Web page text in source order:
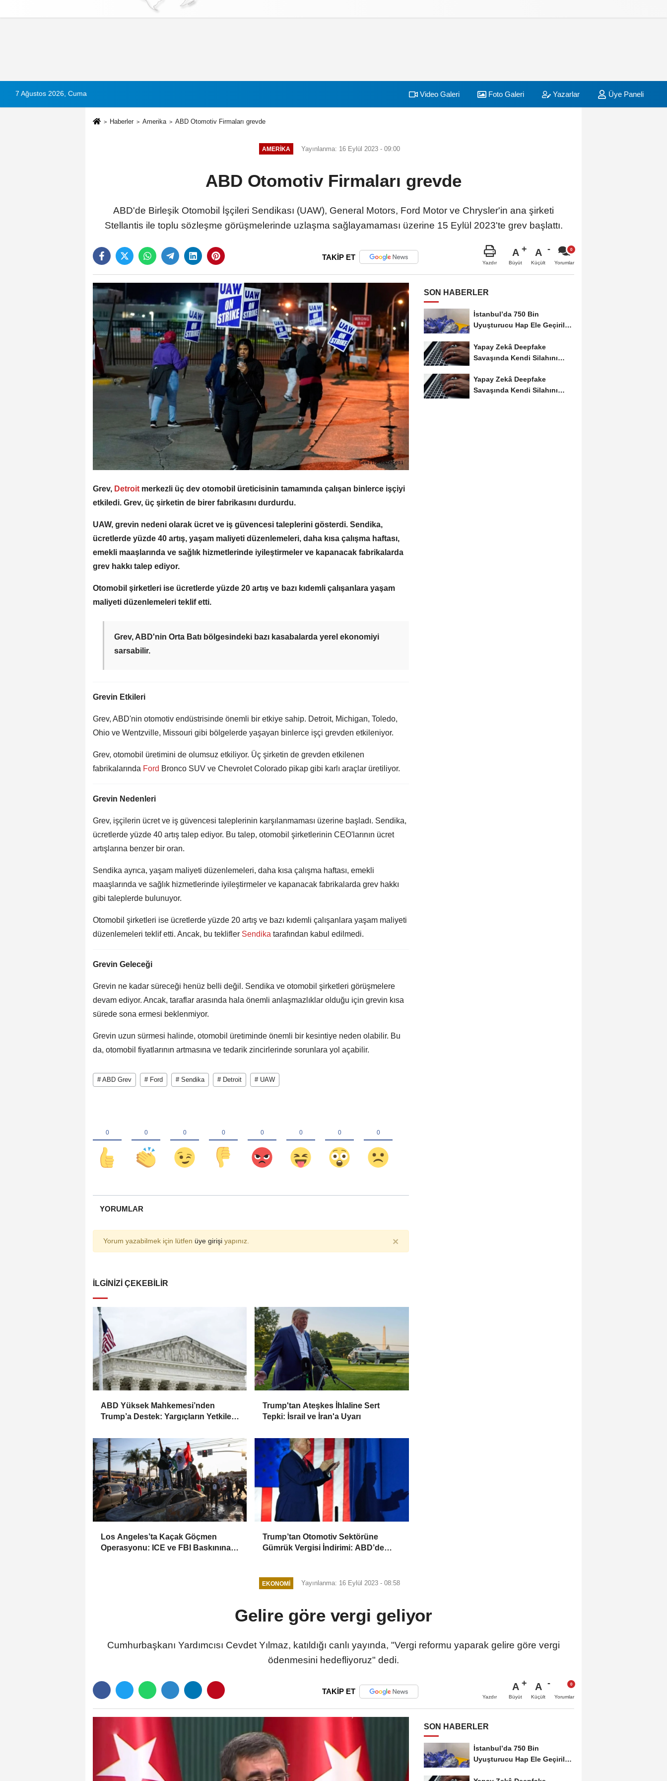
Çerez Politikası
7 Ağustos 2026, Cuma Video Galeri Foto Galeri Yazarlar Üye Paneli
Haberler Amerika ABD Otomotiv Firmaları grevde
AMERIKA Yayınlanma: 16 Eylül 2023 - 09:00
ABD Otomotiv Firmaları grevde
ABD'de Birleşik Otomobil İşçileri Sendikası (UAW), General Motors, Ford Motor ve Chrysler'in ana şirketi
Stellantis ile toplu sözleşme görüşmelerinde uzlaşma sağlayamaması üzerine 15 Eylül 2023'te grev başlattı.
TAKİP ET
Yazdır
A
Büyüt
A
Küçült Yorumlar
Grev, Detroit merkezli üç dev otomobil üreticisinin tamamında çalışan binlerce işçiyi
etkiledi. Grev, üç şirketin de birer fabrikasını durdurdu.
UAW, grevin nedeni olarak ücret ve iş güvencesi taleplerini gösterdi. Sendika,
ücretlerde yüzde 40 artış, yaşam maliyeti düzenlemeleri, daha kısa çalışma haftası,
emekli maaşlarında ve sağlık hizmetlerinde iyileştirmeler ve kapanacak fabrikalarda
grev hakkı talep ediyor.
Otomobil şirketleri ise ücretlerde yüzde 20 artış ve bazı kıdemli çalışanlara yaşam
maliyeti düzenlemeleri teklif etti.
Grev, ABD'nin Orta Batı bölgesindeki bazı kasabalarda yerel ekonomiyi
sarsabilir.
Grevin Etkileri
Grev, ABD'nin otomotiv endüstrisinde önemli bir etkiye sahip. Detroit, Michigan, Toledo,
Ohio ve Wentzville, Missouri gibi bölgelerde yaşayan binlerce işçi grevden etkileniyor.
Grev, otomobil üretimini de olumsuz etkiliyor. Üç şirketin de grevden etkilenen
fabrikalarında Ford Bronco SUV ve Chevrolet Colorado pikap gibi karlı araçlar üretiliyor.
Grevin Nedenleri
Grev, işçilerin ücret ve iş güvencesi taleplerinin karşılanmaması üzerine başladı. Sendika,
ücretlerde yüzde 40 artış talep ediyor. Bu talep, otomobil şirketlerinin CEO'larının ücret
artışlarına benzer bir oran.
Sendika ayrıca, yaşam maliyeti düzenlemeleri, daha kısa çalışma haftası, emekli
maaşlarında ve sağlık hizmetlerinde iyileştirmeler ve kapanacak fabrikalarda grev hakkı
gibi taleplerde bulunuyor.
Otomobil şirketleri ise ücretlerde yüzde 20 artış ve bazı kıdemli çalışanlara yaşam maliyeti
düzenlemeleri teklif etti. Ancak, bu teklifler Sendika tarafından kabul edilmedi.
Grevin Geleceği
Grevin ne kadar süreceği henüz belli değil. Sendika ve otomobil şirketleri görüşmelere
devam ediyor. Ancak, taraflar arasında hala önemli anlaşmazlıklar olduğu için grevin kısa
sürede sona ermesi beklenmiyor.
Grevin uzun sürmesi halinde, otomobil üretiminde önemli bir kesintiye neden olabilir. Bu
da, otomobil fiyatlarının artmasına ve tedarik zincirlerinde sorunlara yol açabilir.
# ABD Grev # Ford # Sendika # Detroit # UAW
YORUMLAR
Yorum yazabilmek için lütfen üye girişi yapınız. ×
İLGINIZI ÇEKEBILIR
ABD Yüksek Mahkemesi’nden
Trump’a Destek: Yargıçların Yetkileri
Trump'tan Ateşkes İhlaline Sert
Tepki: İsrail ve İran'a Uyarı
Los Angeles’ta Kaçak Göçmen
Operasyonu: ICE ve FBI Baskınına
Trump’tan Otomotiv Sektörüne
Gümrük Vergisi İndirimi: ABD’de
SON HABERLER
İstanbul’da 750 Bin
Uyuşturucu Hap Ele Geçirildi:
Yapay Zekâ Deepfake
Savaşında Kendi Silahını
Yapay Zekâ Deepfake
Savaşında Kendi Silahını
EKONOMI Yayınlanma: 16 Eylül 2023 - 08:58
Gelire göre vergi geliyor
Cumhurbaşkanı Yardımcısı Cevdet Yılmaz, katıldığı canlı yayında, "Vergi reformu yaparak gelire göre vergi
ödenmesini hedefliyoruz" dedi.
TAKİP ET
Yazdır
A
Büyüt
A
Küçült Yorumlar
SON HABERLER
İstanbul’da 750 Bin
Uyuşturucu Hap Ele Geçirildi: